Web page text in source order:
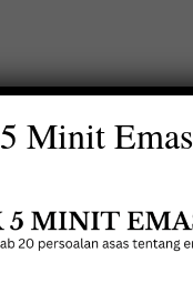
Minit Emas